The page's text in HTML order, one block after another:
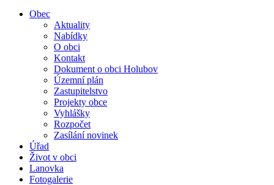
Obec
Aktuality
Nabídky
O obci
Kontakt
Dokument o obci Holubov
Územní plán
Zastupitelstvo
Projekty obce
Vyhlášky
Rozpočet
Zasílání novinek
Úřad
Život v obci
Lanovka
Fotogalerie